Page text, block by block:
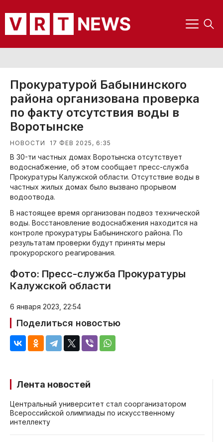
Лента новостей
Центральный университет стал соорганизатором
Всероссийской олимпиады по искусственному
интеллекту
Прокуратурой Бабынинского
района организована проверка
по факту отсутствия воды в
Воротынске
НОВОСТИ 17 ФЕВ 2025, 6:35
В 30-ти частных домах Воротынска отсутствует
водоснабжение, об этом сообщает пресс-служба
Прокуратуры Калужской области. Отсутствие воды в
частных жилых домах было вызвано прорывом
водоотвода.
В настоящее время организован подвоз технической
воды. Восстановление водоснабжения находится на
контроле прокуратуры Бабынинского района. По
результатам проверки будут приняты меры
прокурорского реагирования.
Фото: Пресс-служба Прокуратуры
Калужской области
6 января 2023, 22:54
Поделиться новостью